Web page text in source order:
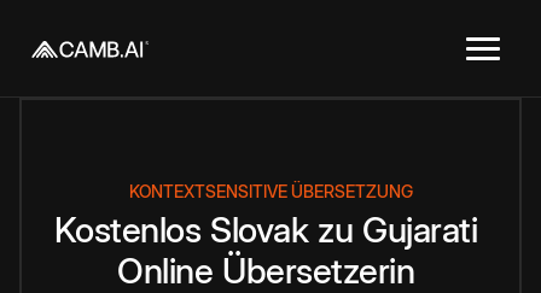
KONTEXTSENSITIVE ÜBERSETZUNG
Kostenlos Slovak zu Gujarati
Online Übersetzerin